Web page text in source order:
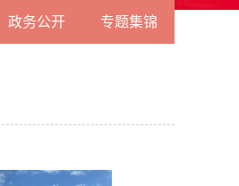
政务公开 专题集锦